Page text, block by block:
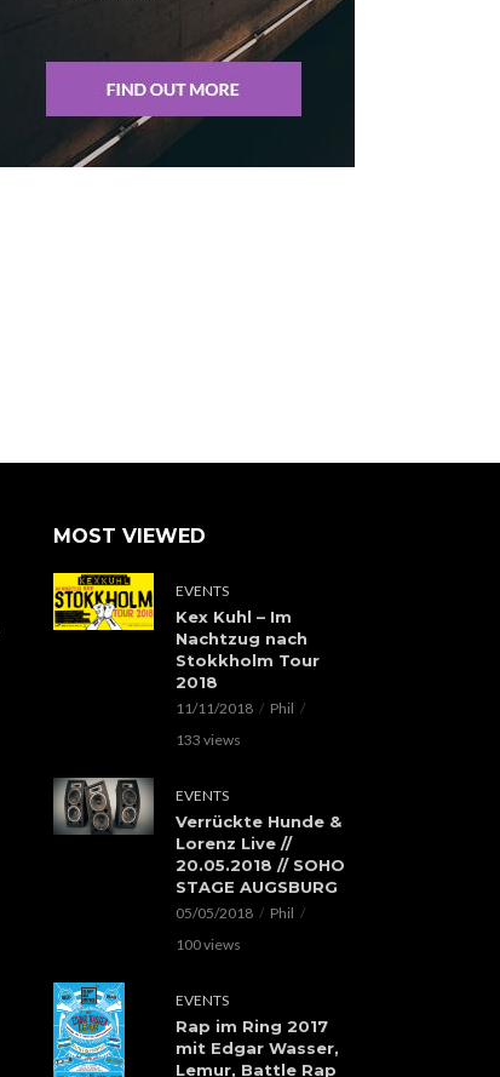
MOST VIEWED
EVENTS
Kex Kuhl – Im
Nachtzug nach
Stokkholm Tour
2018
11/11/2018
Phil
133 views
EVENTS
Verrückte Hunde &
Lorenz Live //
20.05.2018 // SOHO
STAGE AUGSBURG
05/05/2018
Phil
100 views
EVENTS
Rap im Ring 2017
mit Edgar Wasser,
Lemur, Battle Rap